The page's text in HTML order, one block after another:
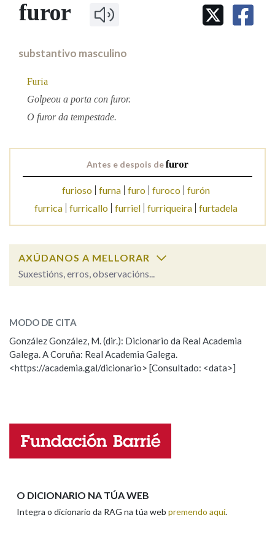
IDENTIDADE CORPORATIVA
MARCIAL DEL ADALID
FIGURAS HOMENAXEADAS
Facebook
TwitterYoutubeInstagram
Bluesky
BUSCAR NOS LEMAS
Remata por
BUSCAR NO CONTIDO
Nas definicións
Nos exemplos
OUTRAS OPCIÓNS DE BUSCA
Pertence a
furor
substantivo masculino
Furia
Golpeou a porta con furor.
O furor da tempestade.
Antes e despois defuror
furioso furna furo furoco furón
furrica furricallo furriel furriqueira furtadela
AXÚDANOS A MELLORAR
Suxestións, erros, observacións...
ESCOLLE UNHA OPCIÓN:
Observación Hai un erro na palabra
Propoño mellorar a definición
Nome
MODO DE CITA
González González, M. (dir.): Dicionario da Real Academia
Galega. A Coruña: Real Academia Galega.
<https://academia.gal/dicionario> [Consultado: <data>]
O DICIONARIO NA TÚA WEB
Integra o dicionario da RAG na túa web premendo aquí.